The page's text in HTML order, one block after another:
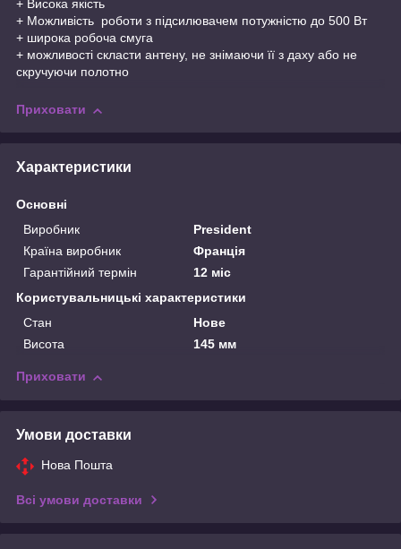
+ Висока якість
+ Можливість роботи з підсилювачем потужністю до 500 Вт
+ широка робоча смуга
+ можливості скласти антену, не знімаючи її з даху або не
скручуючи полотно
Приховати
Характеристики
Основні
Виробник
President
Країна виробник
Франція
Гарантійний термін
12 міс
Користувальницькі характеристики
Стан
Нове
Висота
145 мм
Приховати
Умови доставки
Нова Пошта
Всі умови доставки